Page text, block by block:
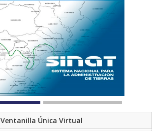
Ventanilla Única Virtual